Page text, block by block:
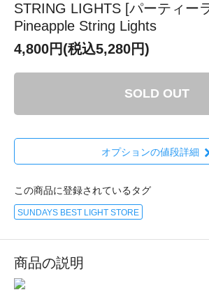
STRING LIGHTS [パーティー
Pineapple String Lights
4,800円(税込5,280円)
SOLD OUT
オプションの値段詳細
この商品に登録されているタグ
SUNDAYS BEST LIGHT STORE
商品の説明